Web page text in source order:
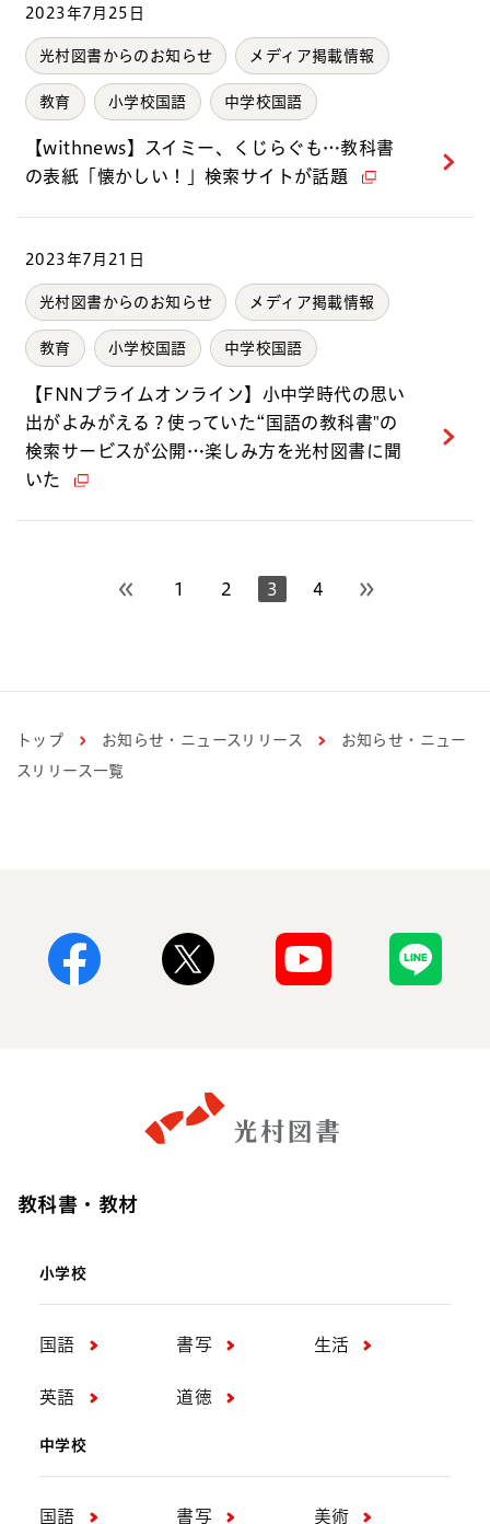
2023年7月25日
光村図書からのお知らせ メディア掲載情報
教育 小学校国語 中学校国語
【withnews】スイミー、くじらぐも…教科書
の表紙「懐かしい！」検索サイトが話題
2023年7月21日
光村図書からのお知らせ メディア掲載情報
教育 小学校国語 中学校国語
【FNNプライムオンライン】小中学時代の思い
出がよみがえる？使っていた“国語の教科書"の
検索サービスが公開…楽しみ方を光村図書に聞
いた
前のページへ
1 2 3 4 次のページへ
トップ お知らせ・ニュースリリース
お知らせ・ニュー
スリリース一覧
教科書・教材
小学校
国語 書写 生活
英語 道徳
中学校
国語 書写 美術